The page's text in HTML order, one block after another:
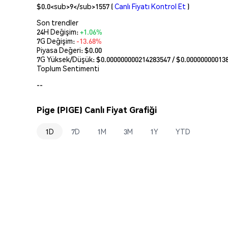
$0.0<sub>9</sub>1557 (Canlı Fiyatı Kontrol Et )
Son trendler
24H Değişim:+1.06%
7G Değişim: -13.68%
Piyasa Değeri:$0.00
7G Yüksek/Düşük: $0.000000000214283547 / $
Toplum Sentimenti
--
Pige (PIGE) Canlı Fiyat Grafiği
1D 7D 1M 3M 1Y YTD